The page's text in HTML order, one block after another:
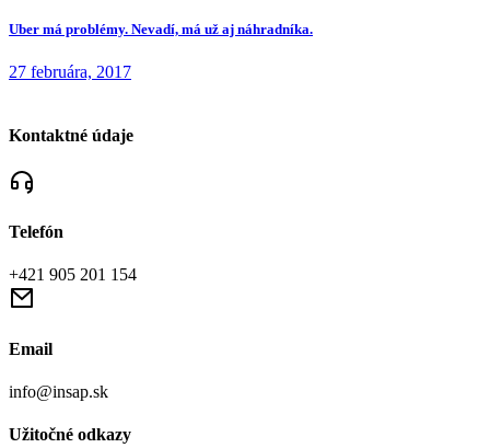
Uber má problémy. Nevadí, má už aj náhradníka.
27 februára, 2017
Kontaktné údaje
Telefón
+421 905 201 154
Email
info@insap.sk
Užitočné odkazy